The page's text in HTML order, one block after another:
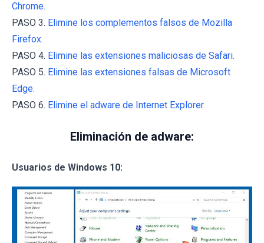
Chrome.
PASO 3. Elimine los complementos falsos de Mozilla
Firefox.
PASO 4. Elimine las extensiones maliciosas de Safari.
PASO 5. Elimine las extensiones falsas de Microsoft
Edge.
PASO 6. Elimine el adware de Internet Explorer.
Eliminación de adware:
Usuarios de Windows 10: